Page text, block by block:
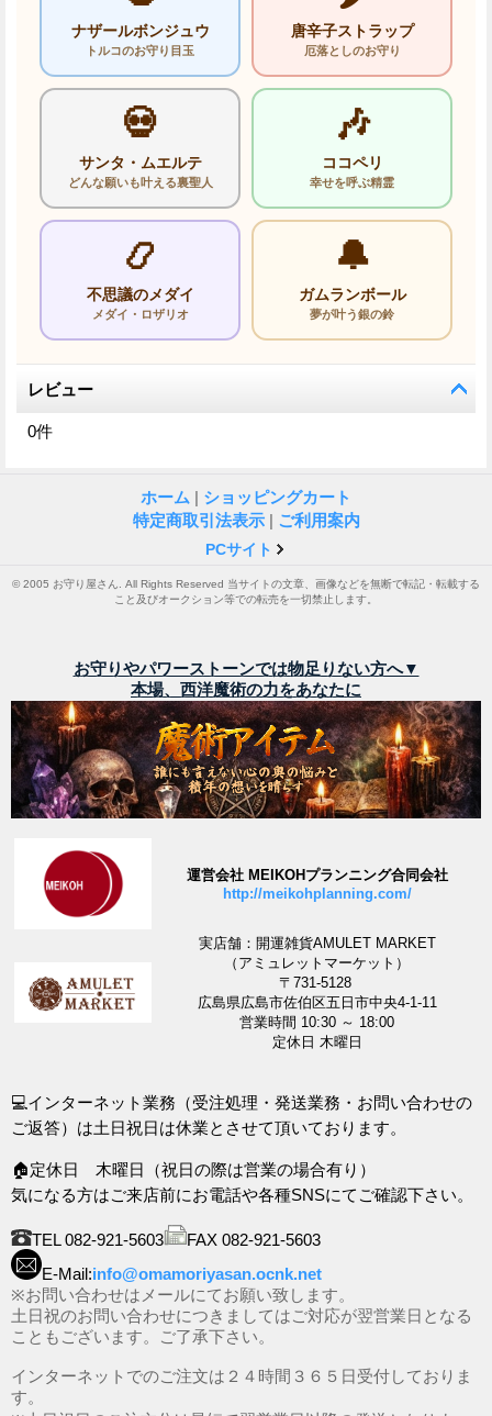
ナザールボンジュウ
トルコのお守り目玉
唐辛子ストラップ
厄落としのお守り
💀
サンタ・ムエルテ
どんな願いも叶える裏聖人
🎶
ココペリ
幸せを呼ぶ精霊
📿
不思議のメダイ
メダイ・ロザリオ
🔔
ガムランボール
夢が叶う銀の鈴
レビュー
0件
ホーム | ショッピングカート
特定商取引法表示 | ご利用案内
PCサイト
© 2005 お守り屋さん. All Rights Reserved 当サイトの文章、画像などを無断で転記・転載する
こと及びオークション等での転売を一切禁止します。
お守りやパワーストーンでは物足りない方へ▼
本場、西洋魔術の力をあなたに
運営会社 MEIKOHプランニング合同会社
http://meikohplanning.com/
実店舗：開運雑貨AMULET MARKET
（アミュレットマーケット）
〒731-5128
広島県広島市佐伯区五日市中央4-1-11
営業時間 10:30 ～ 18:00
定休日 木曜日
💻インターネット業務（受注処理・発送業務・お問い合わせの
ご返答）は土日祝日は休業とさせて頂いております。
🏠定休日 木曜日（祝日の際は営業の場合有り）
気になる方はご来店前にお電話や各種SNSにてご確認下さい。
TEL 082-921-5603
FAX 082-921-5603
E-Mail:info@omamoriyasan.ocnk.net
※お問い合わせはメールにてお願い致します。
土日祝のお問い合わせにつきましてはご対応が翌営業日となる
こともございます。ご了承下さい。
インターネットでのご注文は２４時間３６５日受付しておりま
す。